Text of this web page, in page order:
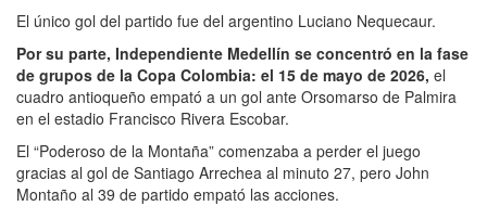
El único gol del partido fue del argentino Luciano Nequecaur.
Por su parte, Independiente Medellín se concentró en la fase
de grupos de la Copa Colombia: el 15 de mayo de 2026, el
cuadro antioqueño empató a un gol ante Orsomarso de Palmira
en el estadio Francisco Rivera Escobar.
El “Poderoso de la Montaña” comenzaba a perder el juego
gracias al gol de Santiago Arrechea al minuto 27, pero John
Montaño al 39 de partido empató las acciones.